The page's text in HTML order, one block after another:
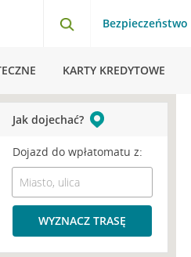
Bezpieczeństwo
KARTY KREDYTOWE
Jak dojechać?
Dojazd do wpłatomatu z:
WYZNACZ TRASĘ